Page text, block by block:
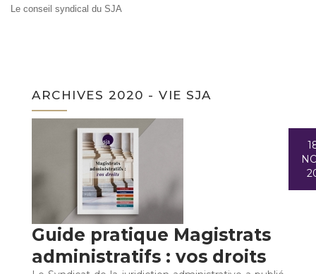
Le conseil syndical du SJA
ARCHIVES 2020 - VIE SJA
Guide pratique Magistrats
administratifs : vos droits